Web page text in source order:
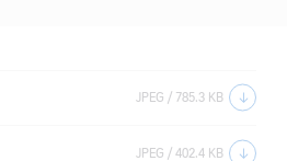
JPEG / 785.3 KB
JPEG / 402.4 KB